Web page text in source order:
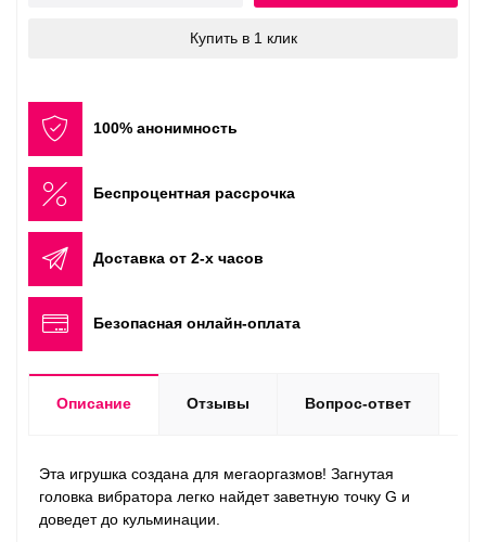
Купить в 1 клик
100% анонимность
Беспроцентная рассрочка
Доставка от 2-х часов
Безопасная онлайн-оплата
Описание Отзывы Вопрос-ответ
Эта игрушка создана для мегаоргазмов! Загнутая
головка вибратора легко найдет заветную точку G и
доведет до кульминации.